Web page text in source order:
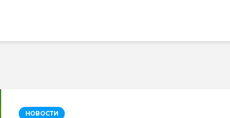
НОВОСТИ